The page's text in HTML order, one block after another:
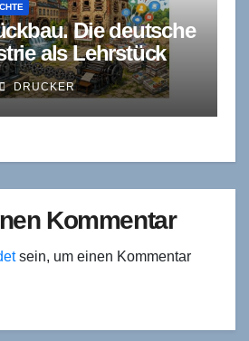
Die deutsche
als Lehrstück
DRUCKER
Kommentar
sein, um einen Kommentar